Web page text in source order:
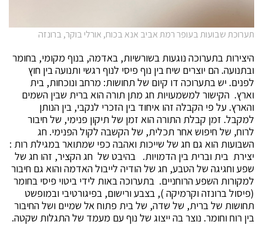
תערוכת שבועות בעופר רמת אביב אנא בכוח, אורלי בוקר, ברונזה
היצירות בתערוכה נוגעות בשורשיות, באדמה, בנוף מקומי, בחומר
ובתנועה. הם יוצרים שיח בין נוף פיסי לנוף רגשי ותנועה בין חוץ
לפנים. יש בתערוכה דו קיום של תחושות: מרחב ונוכחות, בית
וארץ. הקישור למשמעויות חג מתן תורה הוא ברית שבין השמים
והארץ. על פי הקבלה זהו איחוד בין הזכרי לנקבי, בין הנותן
למקבל. זמן קבלת התורה הוא זמן של תיקון פנימי, של חיבור
לרוח, של חיפוש אחר תכלית, של הקשבה לקול הפנימי. חג
השבועות הוא גם חג של שייכות ואהבה כפי שמתואר במגילת רות :
יצירת בית וברית בין הדמויות. בהיבט של חג הקציר, זהו חג של
שפע וחגיגה של הטבע, חג של הודיה לייבול האדמה והוא גם חיבור
למקורות השפע הרוחניים. בתערוכה באות לידי ביטוי פיסי בחומר
(פיסול ברונזה וקרמיקה ), בצבע ורישום, בפיגורטיבי ובמופשט
תחושות של ברית, של שדה, של בית פתוח אל שמיים ושל החיבור
בין רוח וחומר. נוצר בה ייצוג של נוף עם מעמד של התגלות שקטה.